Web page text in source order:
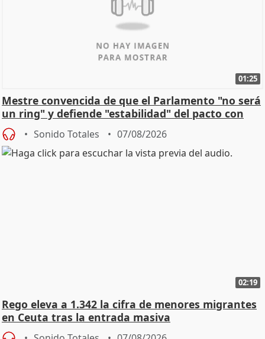
01:25
Mestre convencida de que el Parlamento "no será
un ring" y defiende "estabilidad" del pacto con
Vox
Sonido Totales 07/08/2026
02:19
Rego eleva a 1.342 la cifra de menores migrantes
en Ceuta tras la entrada masiva